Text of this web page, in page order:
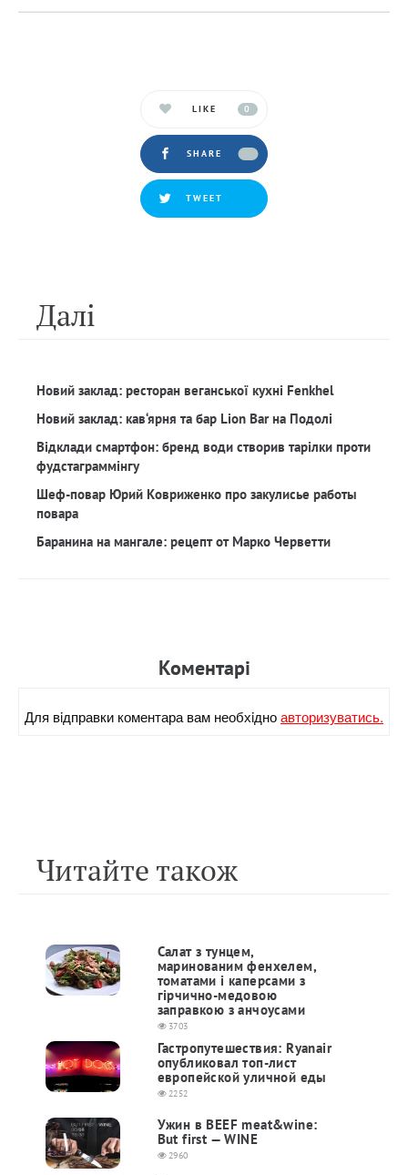
LIKE 0
SHARE
TWEET
Далi
Новий заклад: ресторан веганської кухні Fenkhel
Новий заклад: кав‘ярня та бар Lion Bar на Подолі
Відклади смартфон: бренд води створив тарілки проти
фудстаграммінгу
Шеф-повар Юрий Ковриженко про закулисье работы
повара
Баранина на мангале: рецепт от Марко Черветти
Коментарi
Для вiдправки коментара вам необхiдноавторизуватись.
Читайте також
Салат з тунцем,
маринованим фенхелем,
томатами і каперсами з
гірчично-медовою
заправкою з анчоусами
3703
Гастропутешествия: Ryanair
опубликовал топ-лист
европейской уличной еды
2252
Ужин в BEEF meat&wine:
But first — WINE
2960